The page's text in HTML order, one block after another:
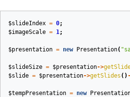
$slideIndex = 0;
$imageScale = 1;
$presentation = new Presentation(
$slideSize = $presentation->
$slide = $presentation->getSlides ()
$tempPresentation = new